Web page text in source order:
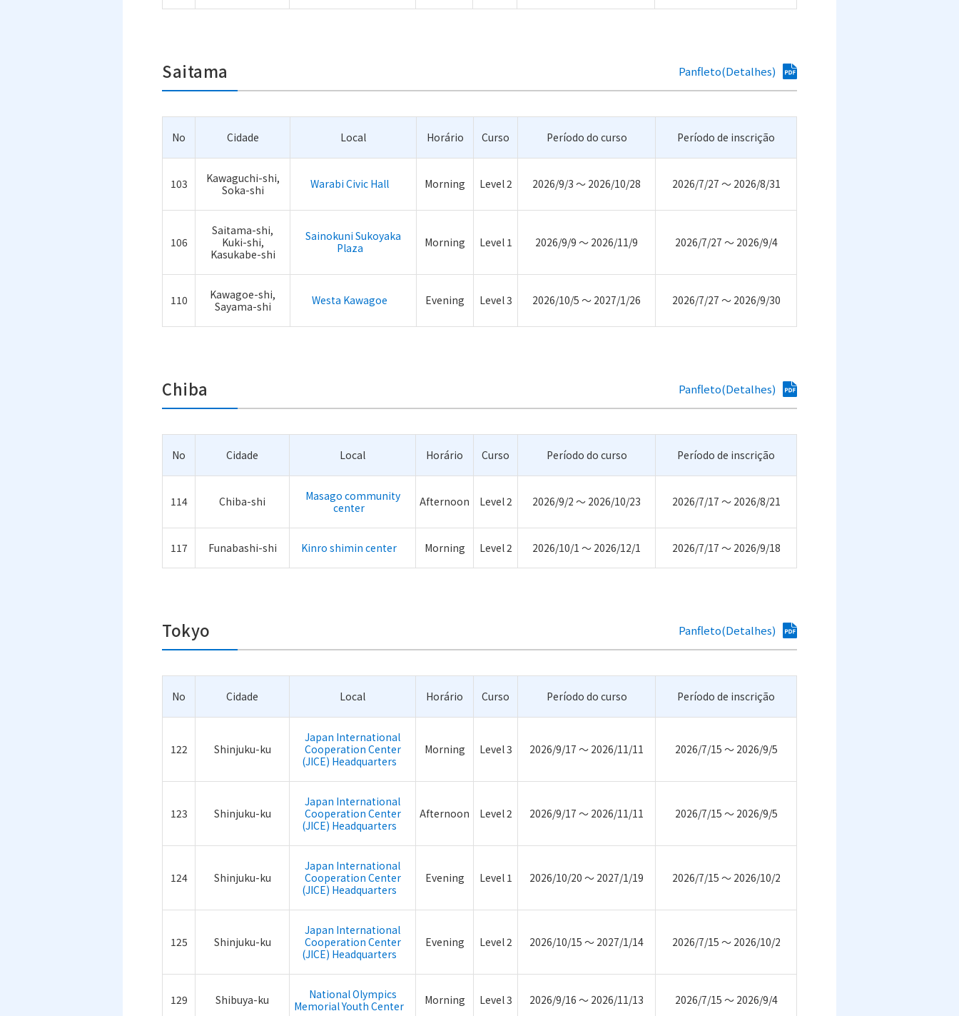
Saitama Panfleto(Detalhes)
No Cidade Local Horário Curso Período do curso Período de inscrição
103
Kawaguchi-shi,
Soka-shi
Warabi Civic Hall Morning Level 2 2026/9/3 ～ 2026/10/28 2026/7/27 ～ 2026/8/31
106
Saitama-shi,
Kuki-shi,
Kasukabe-shi
Sainokuni Sukoyaka
Plaza
Morning Level 1 2026/9/9 ～ 2026/11/9 2026/7/27 ～ 2026/9/4
110
Kawagoe-shi,
Sayama-shi
Westa Kawagoe Evening Level 3 2026/10/5 ～ 2027/1/26 2026/7/27 ～ 2026/9/30
Chiba Panfleto(Detalhes)
No Cidade Local Horário Curso Período do curso Período de inscrição
114 Chiba-shi
Masago community
center
Afternoon Level 2 2026/9/2 ～ 2026/10/23 2026/7/17 ～ 2026/8/21
117 Funabashi-shi Kinro shimin center Morning Level 2 2026/10/1 ～ 2026/12/1 2026/7/17 ～ 2026/9/18
Tokyo Panfleto(Detalhes)
No Cidade Local Horário Curso Período do curso Período de inscrição
122 Shinjuku-ku
Japan International
Cooperation Center
(JICE) Headquarters
Morning Level 3 2026/9/17 ～ 2026/11/11 2026/7/15 ～ 2026/9/5
123 Shinjuku-ku
Japan International
Cooperation Center
(JICE) Headquarters
Afternoon Level 2 2026/9/17 ～ 2026/11/11 2026/7/15 ～ 2026/9/5
124 Shinjuku-ku
Japan International
Cooperation Center
(JICE) Headquarters
Evening Level 1 2026/10/20 ～ 2027/1/19 2026/7/15 ～ 2026/10/2
125 Shinjuku-ku
Japan International
Cooperation Center
(JICE) Headquarters
Evening Level 2 2026/10/15 ～ 2027/1/14 2026/7/15 ～ 2026/10/2
129 Shibuya-ku
National Olympics
Memorial Youth Center
Morning Level 3 2026/9/16 ～ 2026/11/13 2026/7/15 ～ 2026/9/4